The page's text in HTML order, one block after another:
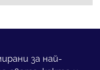
за най-